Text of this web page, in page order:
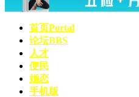
首页Portal
论坛BBS
人才
便民
婚恋
手机版